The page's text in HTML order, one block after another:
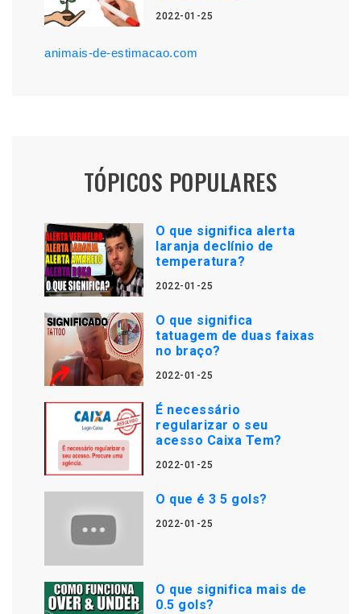
2022-01-25
animais-de-estimacao.com
TÓPICOS POPULARES
O que significa alerta
laranja declínio de
temperatura?
2022-01-25
O que significa
tatuagem de duas faixas
no braço?
2022-01-25
É necessário
regularizar o seu
acesso Caixa Tem?
2022-01-25
O que é 3 5 gols?
2022-01-25
O que significa mais de
0.5 gols?